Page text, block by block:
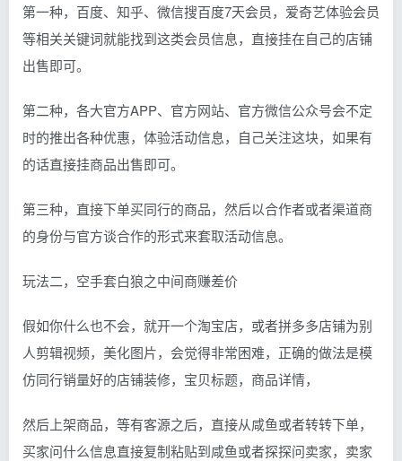
第一种，百度、知乎、微信搜百度7天会员，爱奇艺体验会员
等相关关键词就能找到这类会员信息，直接挂在自己的店铺
出售即可。
第二种，各大官方APP、官方网站、官方微信公众号会不定
时的推出各种优惠，体验活动信息，自己关注这块，如果有
的话直接挂商品出售即可。
第三种，直接下单买同行的商品，然后以合作者或者渠道商
的身份与官方谈合作的形式来套取活动信息。
玩法二，空手套白狼之中间商赚差价
假如你什么也不会，就开一个淘宝店，或者拼多多店铺为别
人剪辑视频，美化图片，会觉得非常困难，正确的做法是模
仿同行销量好的店铺装修，宝贝标题，商品详情，
然后上架商品，等有客源之后，直接从咸鱼或者转转下单，
买家问什么信息直接复制粘贴到咸鱼或者探探问卖家，卖家